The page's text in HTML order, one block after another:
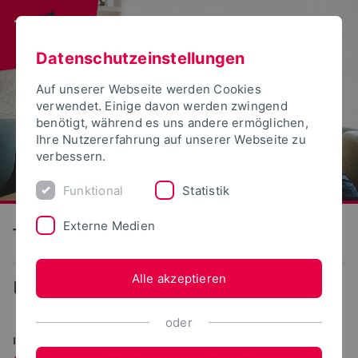
Technische Hochschule Ostwestfalen-Lippe
Studiengänge
IHR WEG AN DIE TH OWL
Datenschutzeinstellungen
Auf unserer Webseite werden Cookies
verwendet. Einige davon werden zwingend
benötigt, während es uns andere ermöglichen,
Ihre Nutzererfahrung auf unserer Webseite zu
verbessern.
Funktional Statistik
Externe Medien
Alle akzeptieren
oder